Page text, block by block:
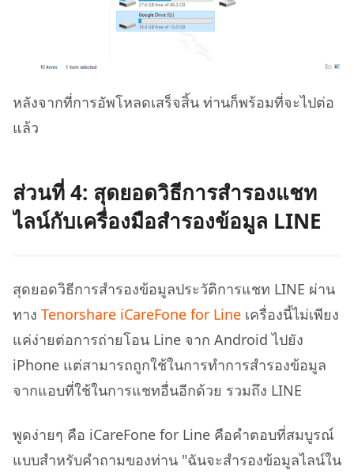
หลังจากที่การอัพโหลดเสร็จสิ้น ท่านก็พร้อมที่จะไปต่อ
แล้ว
ส่วนที่ 4: สุดยอดวิธีการสํารองแชท
ไลน์กับเครื่องมือสำรองข้อมูล LINE
สุดยอดวิธีการสำรองข้อมูลประวัติการแชท LINE ผ่าน
ทาง Tenorshare iCareFone for Line เครื่องนี้ไม่เพียง
แค่ง่ายต่อการถ่ายโอน Line จาก Android ไปยัง
iPhone แต่สามารถถูกใช้ในการทำการสำรองข้อมูล
จากแอบที่ใช้ในการแชทอื่นอีกด้วย รวมถึง LINE
พูดง่ายๆ คือ iCareFone for Line คือคำตอบที่สมบูรณ์
แบบสำหรับคำถามของท่าน "ฉันจะสํารองข้อมูลไลน์ใน